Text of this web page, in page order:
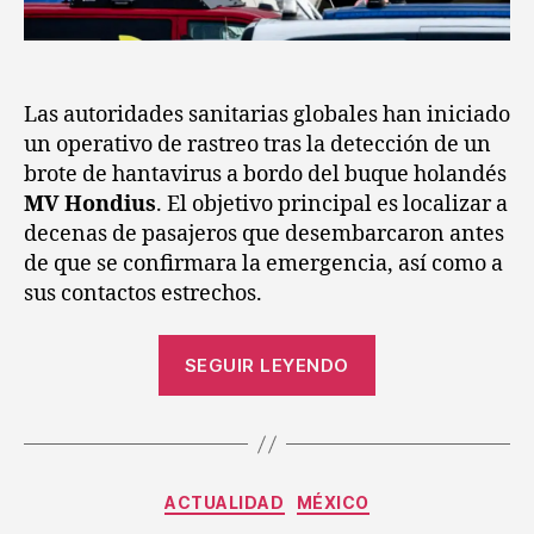
Las autoridades sanitarias globales han iniciado
un operativo de rastreo tras la detección de un
brote de hantavirus a bordo del buque holandés
MV Hondius. El objetivo principal es localizar a
decenas de pasajeros que desembarcaron antes
de que se confirmara la emergencia, así como a
sus contactos estrechos.
SEGUIR LEYENDO
ACTUALIDAD MÉXICO